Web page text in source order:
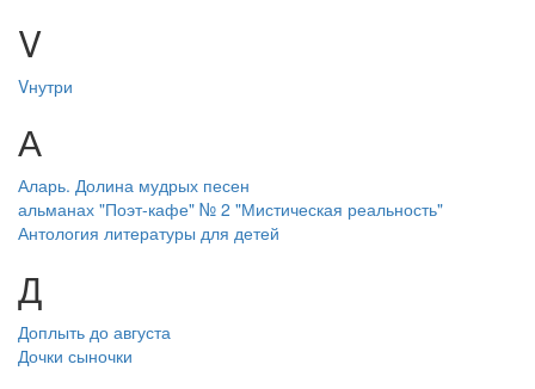
V
Vнутри
А
Аларь. Долина мудрых песен
альманах "Поэт-кафе" № 2 "Мистическая реальность"
Антология литературы для детей
Д
Доплыть до августа
Дочки сыночки